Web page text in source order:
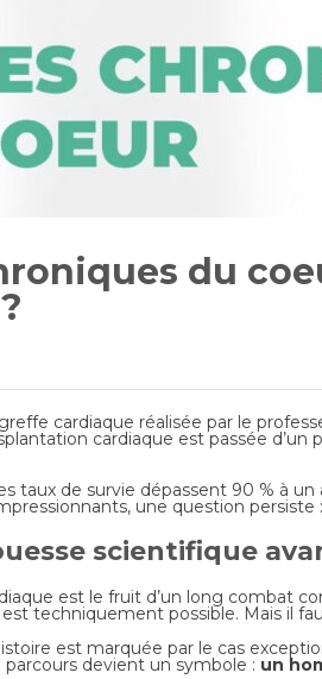
du
cardiaque réalisée par le
cardiaque est passée
taux de survie dépassent 90 % à
une question persiste :
scientifique
est le fruit d’un long combat
techniquement possible. Mais il
est marquée par le cas
parcours devient un symbole : un